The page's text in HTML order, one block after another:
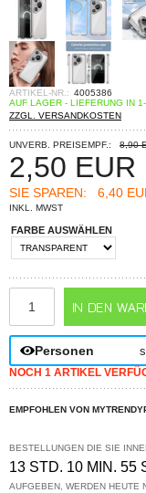
ARTIKEL-NR.: 4005386
AUF LAGER - LIEFERUNG IN
ZZGL. VERSANDKOSTEN
UNVERB. PREISEMPF.: 8,90
2,50 EUR
SIE SPAREN: 6,40
INKL. MWST
FARBE AUSWÄHLEN
Personen
NOCH 1 ARTIKEL
EMPFOHLEN VON
BESTELLUNGEN DIE SIE
13 STD. 10 MIN. 55
AUFGEBEN, WERDEN HEUTE